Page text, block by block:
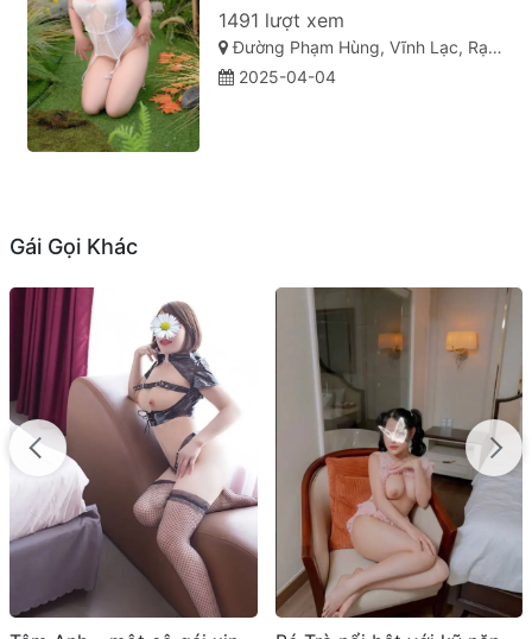
1491 lượt xem
Đường Phạm Hùng, Vĩnh Lạc, Rạch Giá, Kiên Giang
2025-04-04
Gái Gọi Khác